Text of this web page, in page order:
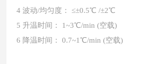
4 波动/均匀度： ≤±0.5℃ /±2℃
5 升温时间： 1~3℃/min (空载)
6 降温时间： 0.7~1℃/min (空载)